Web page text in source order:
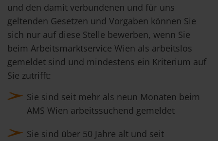
und den damit verbundenen und für uns
geltenden Gesetzen und Vorgaben können Sie
sich nur auf diese Stelle bewerben, wenn Sie
beim Arbeitsmarktservice Wien als arbeitslos
gemeldet sind und mindestens ein Kriterium auf
Sie zutrifft:
Sie sind seit mehr als neun Monaten beim
AMS Wien arbeitssuchend gemeldet
Sie sind über 50 Jahre alt und seit